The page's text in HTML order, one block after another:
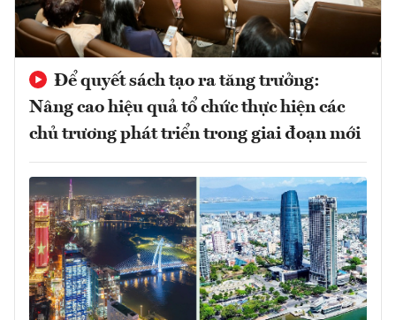
Để quyết sách tạo ra tăng trưởng:
Nâng cao hiệu quả tổ chức thực hiện các
chủ trương phát triển trong giai đoạn mới